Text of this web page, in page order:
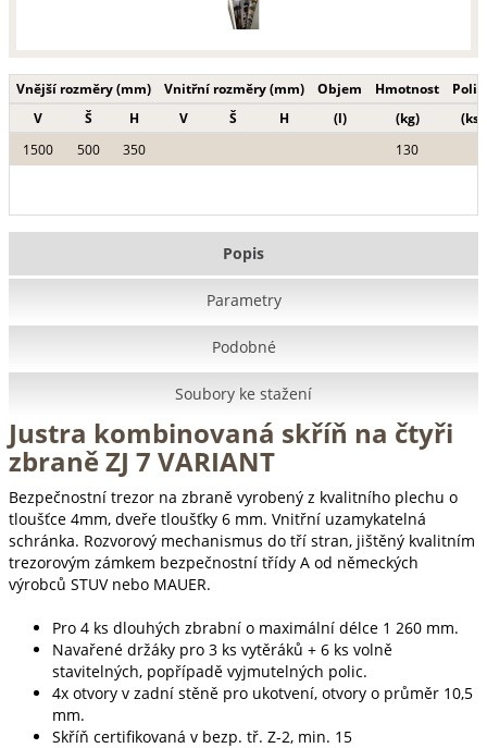
Vnější rozměry (mm) Vnitřní rozměry (mm) Objem Hmotnost
V
Š H V Š H (l) (kg)
(ks)
1500
500 350 130
Popis
Parametry
Podobné
Soubory ke stažení
Justra kombinovaná skříň na čtyři
zbraně ZJ 7 VARIANT
Bezpečnostní trezor na zbraně vyrobený z kvalitního plechu o
tloušťce 4mm, dveře tloušťky 6 mm. Vnitřní uzamykatelná
schránka. Rozvorový mechanismus do tří stran, jištěný kvalitním
trezorovým zámkem bezpečnostní třídy A od německých
výrobců STUV nebo MAUER.
Pro 4 ks dlouhých zbrabní o maximální délce 1 260 mm.
Navařené držáky pro 3 ks vytěráků + 6 ks volně
stavitelných, popřípadě vyjmutelných polic.
4x otvory v zadní stěně pro ukotvení, otvory o průměr 10,5
mm.
Skříň certifikovaná v bezp. tř. Z-2, min. 15